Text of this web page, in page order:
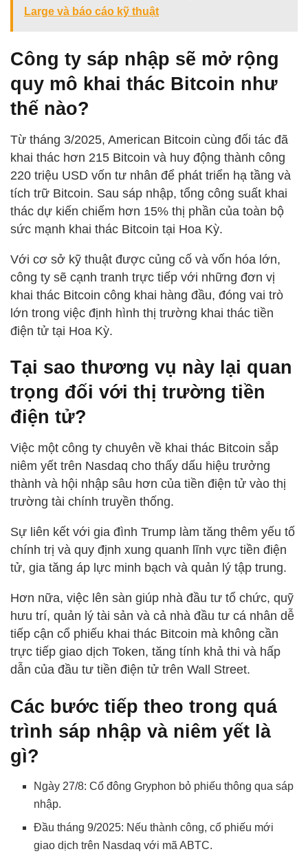
Large và báo cáo kỹ thuật
Công ty sáp nhập sẽ mở rộng
quy mô khai thác Bitcoin như
thế nào?
Từ tháng 3/2025, American Bitcoin cùng đối tác đã
khai thác hơn 215 Bitcoin và huy động thành công
220 triệu USD vốn tư nhân để phát triển hạ tầng và
tích trữ Bitcoin. Sau sáp nhập, tổng công suất khai
thác dự kiến chiếm hơn 15% thị phần của toàn bộ
sức mạnh khai thác Bitcoin tại Hoa Kỳ.
Với cơ sở kỹ thuật được củng cố và vốn hóa lớn,
công ty sẽ cạnh tranh trực tiếp với những đơn vị
khai thác Bitcoin công khai hàng đầu, đóng vai trò
lớn trong việc định hình thị trường khai thác tiền
điện tử tại Hoa Kỳ.
Tại sao thương vụ này lại quan
trọng đối với thị trường tiền
điện tử?
Việc một công ty chuyên về khai thác Bitcoin sắp
niêm yết trên Nasdaq cho thấy dấu hiệu trưởng
thành và hội nhập sâu hơn của tiền điện tử vào thị
trường tài chính truyền thống.
Sự liên kết với gia đình Trump làm tăng thêm yếu tố
chính trị và quy định xung quanh lĩnh vực tiền điện
tử, gia tăng áp lực minh bạch và quản lý tập trung.
Hơn nữa, việc lên sàn giúp nhà đầu tư tổ chức, quỹ
hưu trí, quản lý tài sản và cả nhà đầu tư cá nhân dễ
tiếp cận cổ phiếu khai thác Bitcoin mà không cần
trực tiếp giao dịch Token, tăng tính khả thi và hấp
dẫn của đầu tư tiền điện tử trên Wall Street.
Các bước tiếp theo trong quá
trình sáp nhập và niêm yết là
gì?
Ngày 27/8: Cổ đông Gryphon bỏ phiếu thông qua sáp
nhập.
Đầu tháng 9/2025: Nếu thành công, cổ phiếu mới
giao dịch trên Nasdaq với mã ABTC.